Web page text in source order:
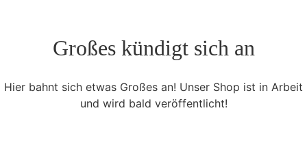
Großes kündigt sich an
Hier bahnt sich etwas Großes an! Unser Shop ist in Arbeit
und wird bald veröffentlicht!